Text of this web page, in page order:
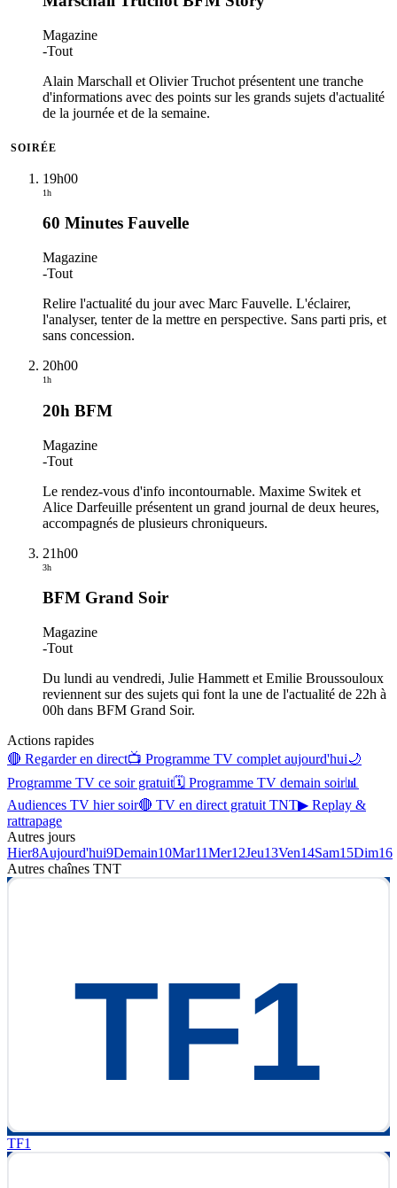
Magazine
-Tout
Alain Marschall et Olivier Truchot présentent une tranche
d'informations avec des points sur les grands sujets d'actualité
de la journée et de la semaine.
SOIRÉE
19h00
1h
60 Minutes Fauvelle
Magazine
-Tout
Relire l'actualité du jour avec Marc Fauvelle. L'éclairer,
l'analyser, tenter de la mettre en perspective. Sans parti pris, et
sans concession.
20h00
1h
20h BFM
Magazine
-Tout
Le rendez-vous d'info incontournable. Maxime Switek et
Alice Darfeuille présentent un grand journal de deux heures,
accompagnés de plusieurs chroniqueurs.
21h00
3h
BFM Grand Soir
Magazine
-Tout
Du lundi au vendredi, Julie Hammett et Emilie Broussouloux
reviennent sur des sujets qui font la une de l'actualité de 22h à
00h dans BFM Grand Soir.
Actions rapides
🔴 Regarder en direct📺 Programme TV complet aujourd'hui🌙
Programme TV ce soir gratuit🗓 Programme TV demain soir📊
Audiences TV hier soir🔴 TV en direct gratuit TNT▶ Replay &
rattrapage
Autres jours
Hier8Aujourd'hui9Demain10Mar11Mer12Jeu13Ven14Sam15Dim16
Autres chaînes TNT
TF1